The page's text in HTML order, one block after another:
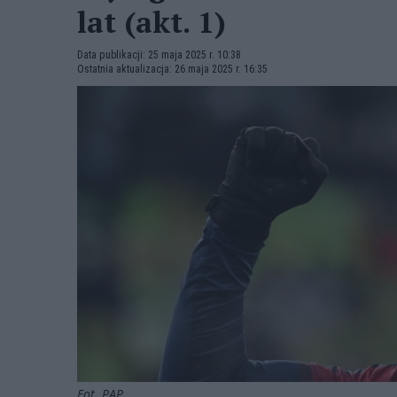
lat (akt. 1)
Data publikacji: 25 maja 2025 r. 10:38
Ostatnia aktualizacja: 26 maja 2025 r. 16:35